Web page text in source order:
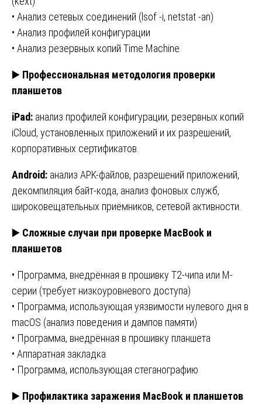
• Анализ сетевых соединений (lsof -i, netstat -an)
• Анализ профилей конфигурации
• Анализ резервных копий Time Machine
▶️ Профессиональная методология проверки
планшетов
iPad: анализ профилей конфигурации, резервных копий
iCloud, установленных приложений и их разрешений,
корпоративных сертификатов.
Android: анализ APK-файлов, разрешений приложений,
декомпиляция байт-кода, анализ фоновых служб,
широковещательных приёмников, сетевой активности.
▶️ Сложные случаи при проверке MacBook и
планшетов
• Программа, внедрённая в прошивку T2-чипа или M-
серии (требует низкоуровневого доступа)
• Программа, использующая уязвимости нулевого дня в
macOS (анализ поведения и дампов памяти)
• Программа, внедрённая в прошивку планшета
• Аппаратная закладка
• Программа, использующая стеганографию
▶️ Профилактика заражения MacBook и планшетов